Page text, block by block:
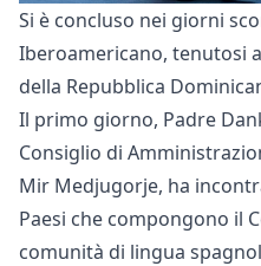
Si è concluso nei giorni
Iberoamericano, tenutosi
della Repubblica
Il primo giorno, Padre
Consiglio di
Mir Medjugorje, ha
Paesi che compongono il
comunità di lingua